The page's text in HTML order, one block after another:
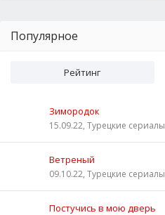
Популярное
Рейтинг
Зимородок
15.09.22, Турецкие сериалы
Ветреный
09.10.22, Турецкие сериалы
Постучись в мою дверь